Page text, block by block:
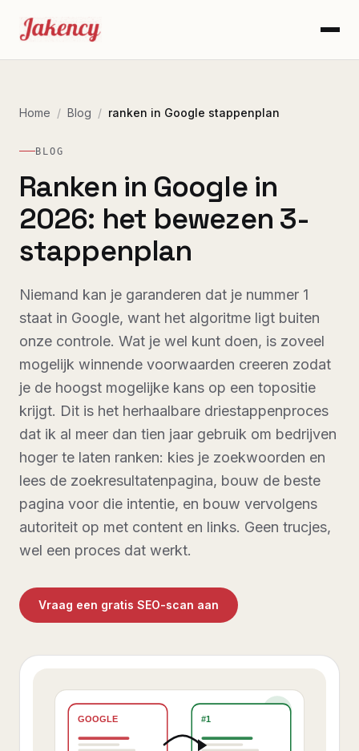
Home / Blog / ranken in Google stappenplan
BLOG
Ranken in Google in
2026: het bewezen 3-
stappenplan
Niemand kan je garanderen dat je nummer 1
staat in Google, want het algoritme ligt buiten
onze controle. Wat je wel kunt doen, is zoveel
mogelijk winnende voorwaarden creeren zodat
je de hoogst mogelijke kans op een topositie
krijgt. Dit is het herhaalbare driestappenproces
dat ik al meer dan tien jaar gebruik om bedrijven
hoger te laten ranken: kies je zoekwoorden en
lees de zoekresultatenpagina, bouw de beste
pagina voor die intentie, en bouw vervolgens
autoriteit op met content en links. Geen trucjes,
wel een proces dat werkt.
Vraag een gratis SEO-scan aan